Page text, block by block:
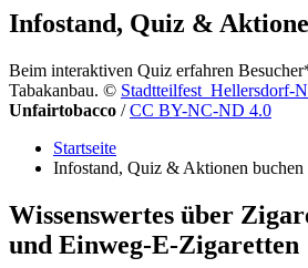
Infostand, Quiz &
Beim interaktiven Quiz erfahren
Tabakanbau. © Stadtteilfest_Hellersdorf-
Unfairtobacco /CC BY-NC-ND 4.0
Startseite
Infostand, Quiz & Aktionen buchen
Wissenswertes über
und Einweg-E-Zigaretten